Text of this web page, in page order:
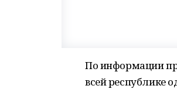
По информации
всей республике